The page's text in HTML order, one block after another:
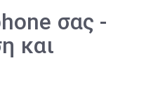
σας -
και